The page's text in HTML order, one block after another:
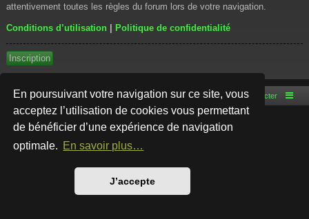
En poursuivant votre navigation sur ce site, vous
acceptez l’utilisation de cookies vous permettant
de bénéficier d’une expérience de navigation
optimale. En savoir plus…
J’accepte
attentivement toutes les règles du forum lors de votre navigation.
Conditions d’utilisation | Politique de confidentialité
Inscription
Accueil du forum Nous contacter
Développé parphpBB® Forum Software © phpBB Limited
Style par
Traduction française officielle